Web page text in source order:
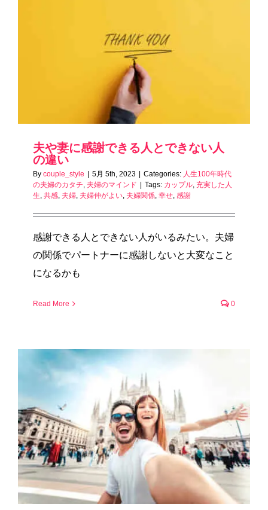
夫や妻に感謝できる人とできない人
の違い
By couple_style | 5月 5th, 2023 | Categories: 人生100年時代
の夫婦のカタチ 夫婦のマインド | Tags: カップル 充実した人
生 共感 夫婦 夫婦仲がよい 夫婦関係 幸せ 感謝
感謝できる人とできない人がいるみたい。夫婦
の関係でパートナーに感謝しないと大変なこと
になるかも
Read More 0